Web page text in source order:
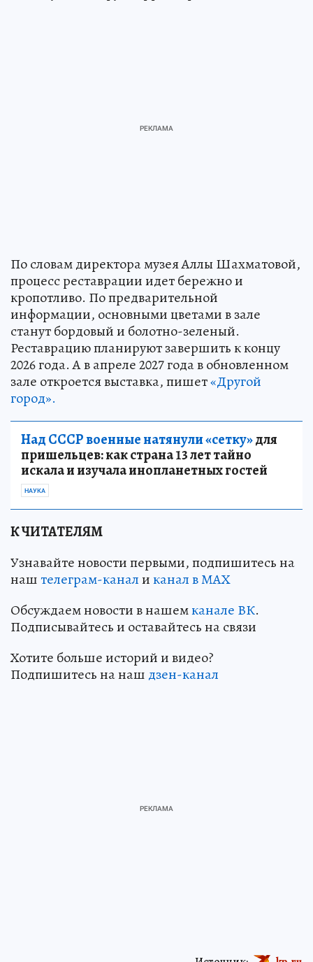
По словам директора музея Аллы Шахматовой,
процесс реставрации идет бережно и
кропотливо. По предварительной
информации, основными цветами в зале
станут бордовый и болотно-зеленый.
Реставрацию планируют завершить к концу
2026 года. А в апреле 2027 года в обновленном
зале откроется выставка, пишет«Другой
город».
Над СССР военные натянули «сетку»для
пришельцев: как страна 13 лет тайно
искала и изучала инопланетных гостей
НАУКА
К ЧИТАТЕЛЯМ
Узнавайте новости первыми, подпишитесь на
наштелеграм-каналиканал в МАХ
Обсуждаем новости в нашемканале ВК.
Подписывайтесь и оставайтесь на связи
Хотите больше историй и видео?
Подпишитесь на наш дзен-канал